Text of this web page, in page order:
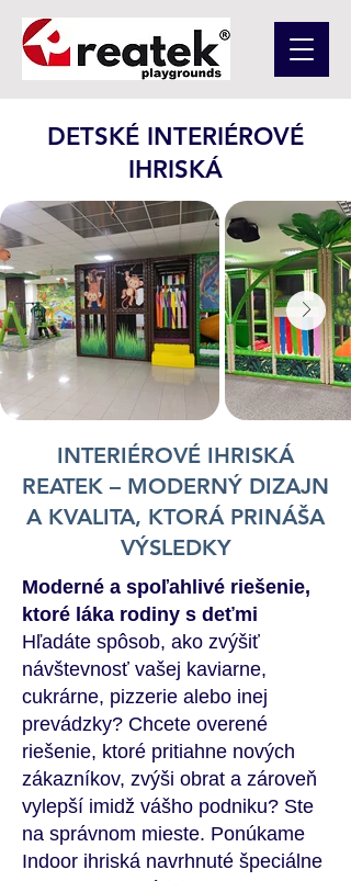
DETSKÉ INTERIÉROVÉ
IHRISKÁ
INTERIÉROVÉ IHRISKÁ
REATEK – MODERNÝ DIZAJN
A KVALITA, KTORÁ PRINÁŠA
VÝSLEDKY
Moderné a spoľahlivé riešenie,
ktoré láka rodiny s deťmi
Hľadáte spôsob, ako zvýšiť
návštevnosť vašej kaviarne,
cukrárne, pizzerie alebo inej
prevádzky? Chcete overené
riešenie, ktoré pritiahne nových
zákazníkov, zvýši obrat a zároveň
vylepší imidž vášho podniku? Ste
na správnom mieste. Ponúkame
Indoor ihriská navrhnuté špeciálne